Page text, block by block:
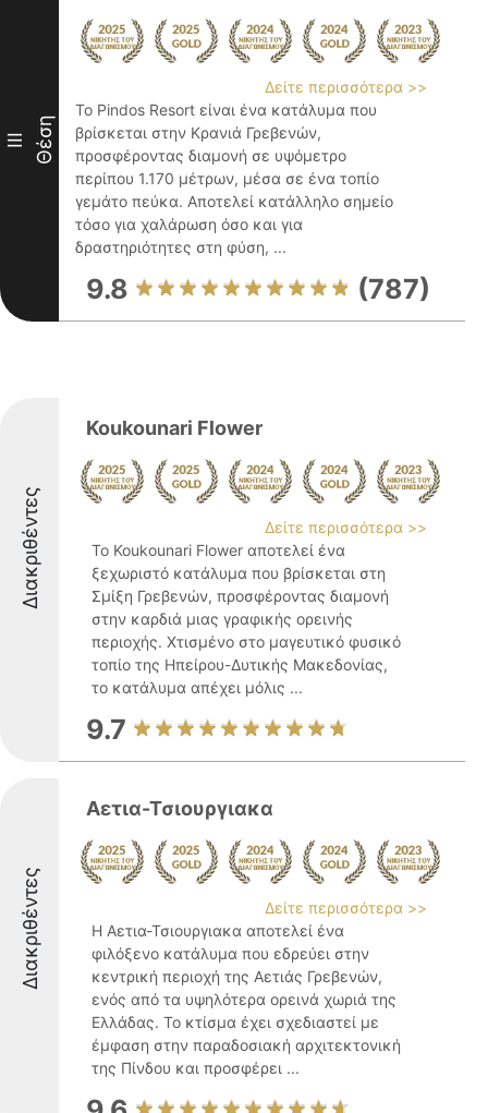
III Θέση
Δείτε περισσότερα >>
Το Pindos Resort είναι ένα κατάλυμα που
βρίσκεται στην Κρανιά Γρεβενών,
προσφέροντας διαμονή σε υψόμετρο
περίπου 1.170 μέτρων, μέσα σε ένα τοπίο
γεμάτο πεύκα. Αποτελεί κατάλληλο σημείο
τόσο για χαλάρωση όσο και για
δραστηριότητες στη φύση, ...
9.8 (787)
Διακριθέντες
Koukounari Flower
Δείτε περισσότερα >>
Το Koukounari Flower αποτελεί ένα
ξεχωριστό κατάλυμα που βρίσκεται στη
Σμίξη Γρεβενών, προσφέροντας διαμονή
στην καρδιά μιας γραφικής ορεινής
περιοχής. Χτισμένο στο μαγευτικό φυσικό
τοπίο της Ηπείρου-Δυτικής Μακεδονίας,
το κατάλυμα απέχει μόλις ...
9.7
Διακριθέντες
Αετια-Τσιουργιακα
Δείτε περισσότερα >>
Η Αετια-Τσιουργιακα αποτελεί ένα
φιλόξενο κατάλυμα που εδρεύει στην
κεντρική περιοχή της Αετιάς Γρεβενών,
ενός από τα υψηλότερα ορεινά χωριά της
Ελλάδας. Το κτίσμα έχει σχεδιαστεί με
έμφαση στην παραδοσιακή αρχιτεκτονική
της Πίνδου και προσφέρει ...